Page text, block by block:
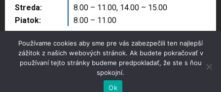
Streda:
Piatok:
8.00 – 11.00, 14.00 – 15.00
8.00 – 11.00
Copyright © 2025 Správa majetku mesta, n.o.,
Partizánske
Používame cookies aby sme pre vás zabezpečili ten najlepší
zážitok z našich webových stránok. Ak budete pokračovať v
používaní tejto stránky budeme predpokladať, že ste s ňou
spokojní.
Ok